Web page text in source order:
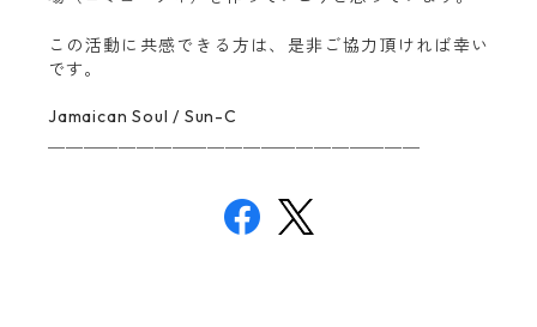
この活動に共感できる方は、是非ご協力頂ければ幸い
です。
Jamaican Soul / Sun-C